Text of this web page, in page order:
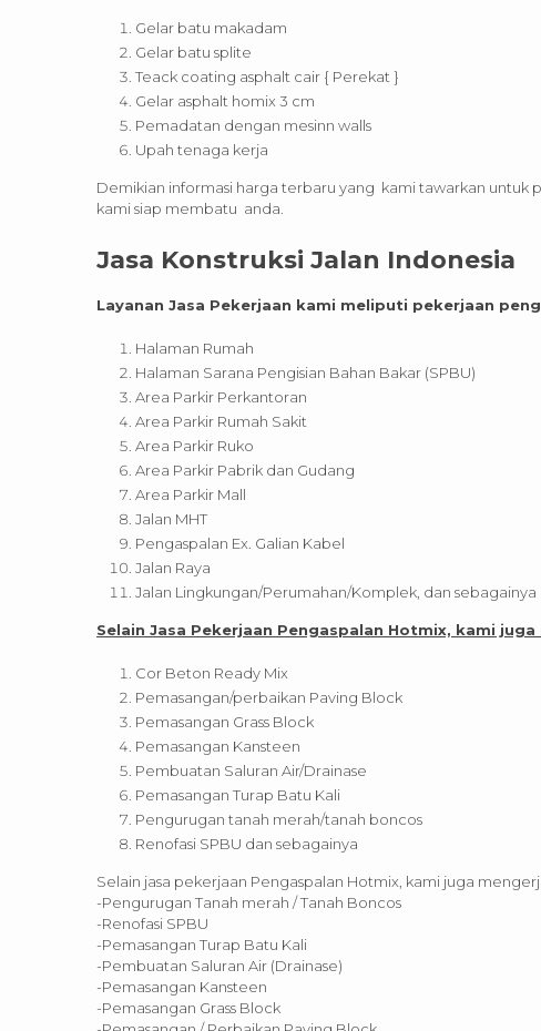
Gelar batu makadam
Gelar batu splite
Teack coating asphalt cair { Perekat }
Gelar asphalt homix 3 cm
Pemadatan dengan mesinn walls
Upah tenaga kerja
Demikian informasi harga terbaru yang kami tawarkan untuk
kami siap membatu anda.
Jasa Konstruksi Jalan Indonesia
Layanan Jasa Pekerjaan kami meliputi pekerjaan
Halaman Rumah
Halaman Sarana Pengisian Bahan Bakar (SPBU)
Area Parkir Perkantoran
Area Parkir Rumah Sakit
Area Parkir Ruko
Area Parkir Pabrik dan Gudang
Area Parkir Mall
Jalan MHT
Pengaspalan Ex. Galian Kabel
Jalan Raya
Jalan Lingkungan/Perumahan/Komplek, dan sebagainya
Selain Jasa Pekerjaan Pengaspalan Hotmix, kami
Cor Beton Ready Mix
Pemasangan/perbaikan Paving Block
Pemasangan Grass Block
Pemasangan Kansteen
Pembuatan Saluran Air/Drainase
Pemasangan Turap Batu Kali
Pengurugan tanah merah/tanah boncos
Renofasi SPBU dan sebagainya
Selain jasa pekerjaan Pengaspalan Hotmix, kami juga
-Pengurugan Tanah merah / Tanah Boncos
-Renofasi SPBU
-Pemasangan Turap Batu Kali
-Pembuatan Saluran Air (Drainase)
-Pemasangan Kansteen
-Pemasangan Grass Block